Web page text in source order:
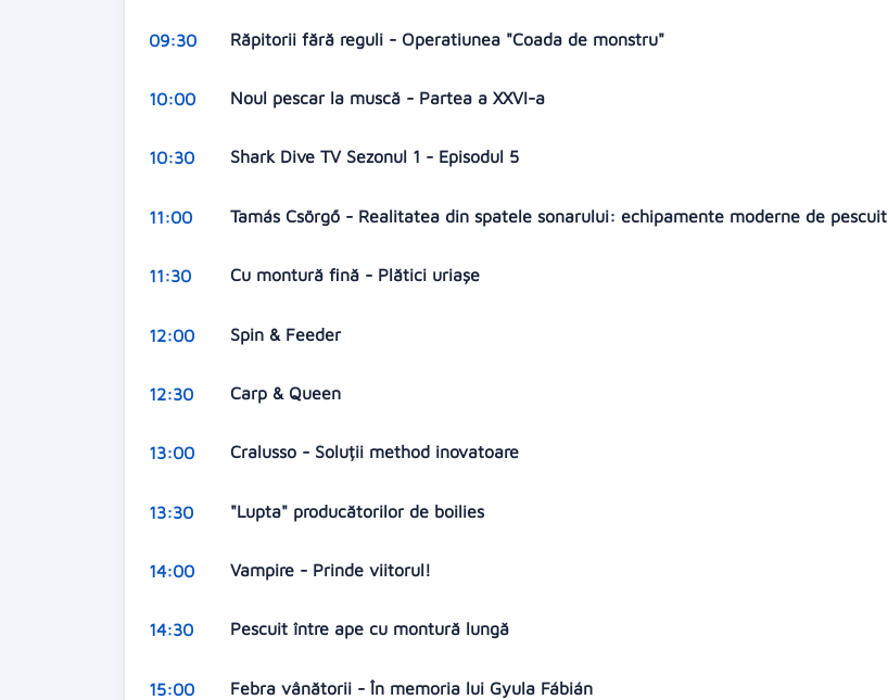
09:30 Răpitorii fără reguli - Operatiunea "Coada de monstru"
10:00 Noul pescar la muscă - Partea a XXVI-a
10:30 Shark Dive TV Sezonul 1 - Episodul 5
11:00 Tamás Csörgő - Realitatea din spatele sonarului: echipamente moderne de pescuit
11:30 Cu montură fină - Plătici uriașe
12:00 Spin & Feeder
12:30 Carp & Queen
13:00 Cralusso - Soluții method inovatoare
13:30 "Lupta" producătorilor de boilies
14:00 Vampire - Prinde viitorul!
14:30 Pescuit între ape cu montură lungă
15:00 Febra vânătorii - În memoria lui Gyula Fábián